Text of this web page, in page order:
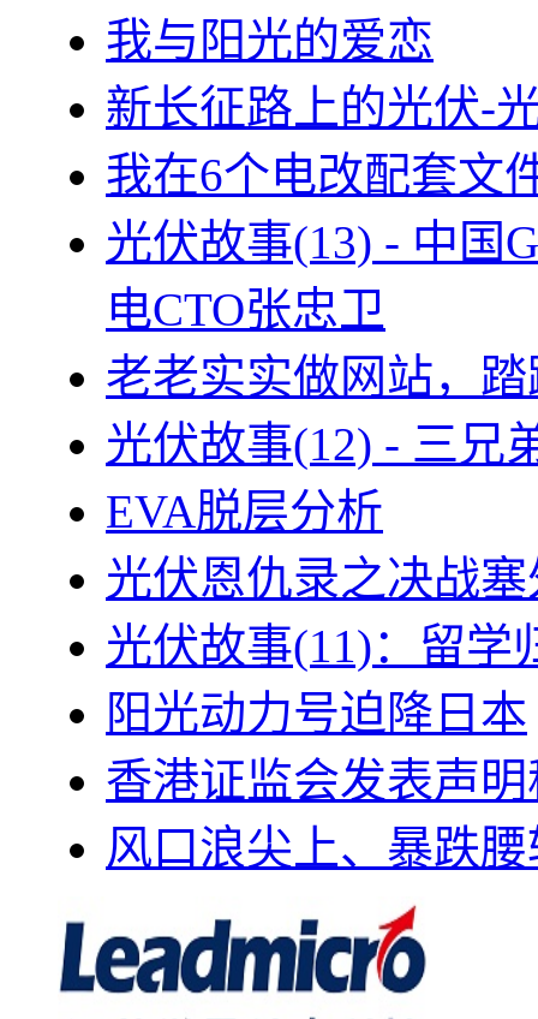
我与阳光的爱恋
新长征路上的光伏-
我在6个电改配套文
光伏故事(13) - 中国
电CTO张忠卫
老老实实做网站，
光伏故事(12) - 三兄
EVA脱层分析
光伏恩仇录之决战
光伏故事(11)：留学
阳光动力号迫降日本
香港证监会发表声
风口浪尖上、暴跌